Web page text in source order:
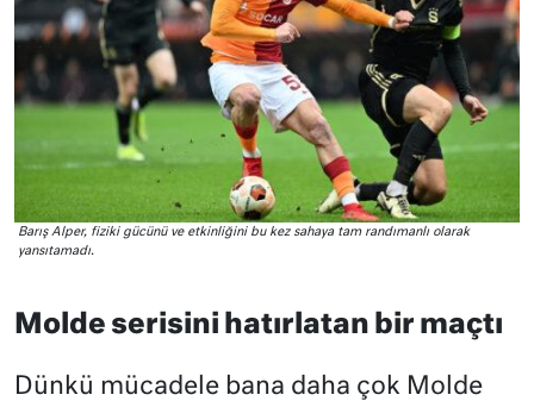
Barış Alper, fiziki gücünü ve etkinliğini bu kez sahaya tam randımanlı olarak
yansıtamadı.
Molde serisini hatırlatan bir maçtı
Dünkü mücadele bana daha çok Molde